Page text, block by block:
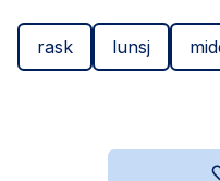
rask lunsj